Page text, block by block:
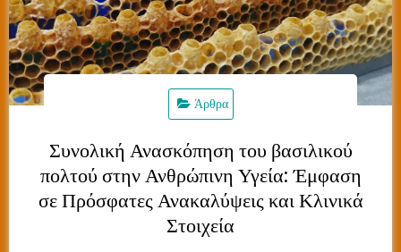
Άρθρα
Συνολική Ανασκόπηση του βασιλικού
πολτού στην Ανθρώπινη Υγεία: Έμφαση
σε Πρόσφατες Ανακαλύψεις και Κλινικά
Στοιχεία